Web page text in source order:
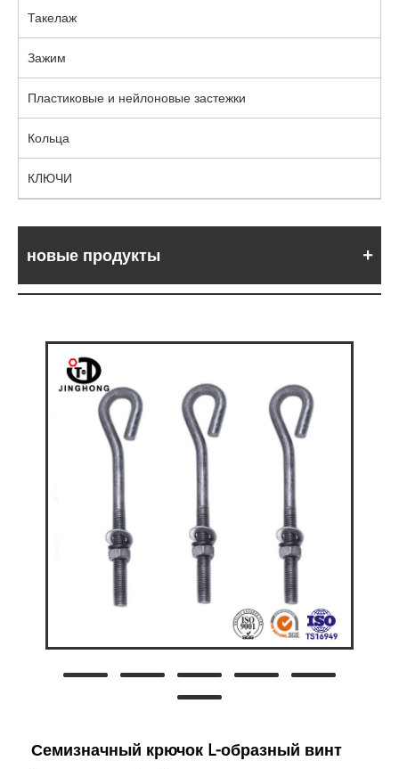
Такелаж
Зажим
Пластиковые и нейлоновые застежки
Кольца
КЛЮЧИ
новые продукты
Семизначный крючок L-образный винт